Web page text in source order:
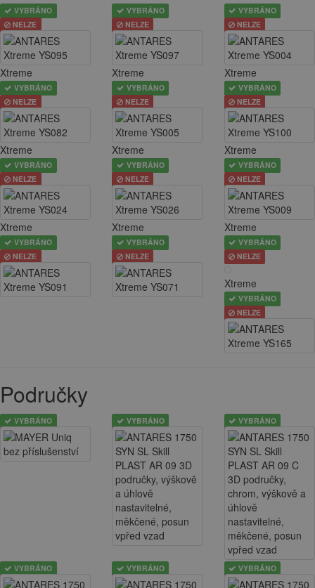
VYBRÁNO
NELZE
VYBRÁNO
NELZE
VYBRÁNO
NELZE
Xtreme
VYBRÁNO
NELZE
Xtreme
VYBRÁNO
NELZE
Xtreme
VYBRÁNO
NELZE
Xtreme
VYBRÁNO
NELZE
Xtreme
VYBRÁNO
NELZE
Xtreme
VYBRÁNO
NELZE
Xtreme
VYBRÁNO
NELZE
Xtreme
VYBRÁNO
NELZE
Xtreme
VYBRÁNO
NELZE
Xtreme
VYBRÁNO
NELZE
Područky
VYBRÁNO VYBRÁNO VYBRÁNO
VYBRÁNO VYBRÁNO VYBRÁNO